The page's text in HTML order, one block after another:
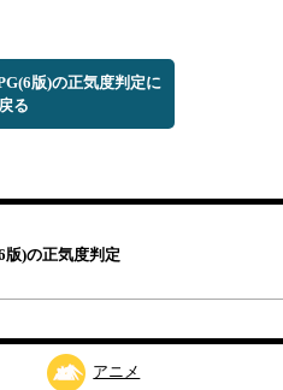
版)の正気度判定に
る
版)の正気度判定
アニメ